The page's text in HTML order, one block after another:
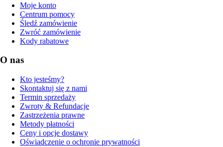
Moje konto
Centrum pomocy
Śledź zamówienie
Zwróć zamówienie
Kody rabatowe
O nas
Kto jesteśmy?
Skontaktuj się z nami
Termin sprzedaży
Zwroty & Refundacje
Zastrzeżenia prawne
Metody płatności
Ceny i opcje dostawy
Oświadczenie o ochronie prywatności